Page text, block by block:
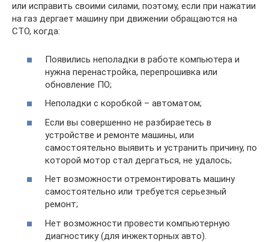
или исправить своими силами, поэтому, если при нажатии
на газ дергает машину при движении обращаются на
СТО, когда:
Появились неполадки в работе компьютера и
нужна перенастройка, перепрошивка или
обновление ПО;
Неполадки с коробкой – автоматом;
Если вы совершенно не разбираетесь в
устройстве и ремонте машины, или
самостоятельно выявить и устранить причину, по
которой мотор стал дергаться, не удалось;
Нет возможности отремонтировать машину
самостоятельно или требуется серьезный
ремонт;
Нет возможности провести компьютерную
диагностику (для инжекторных авто).